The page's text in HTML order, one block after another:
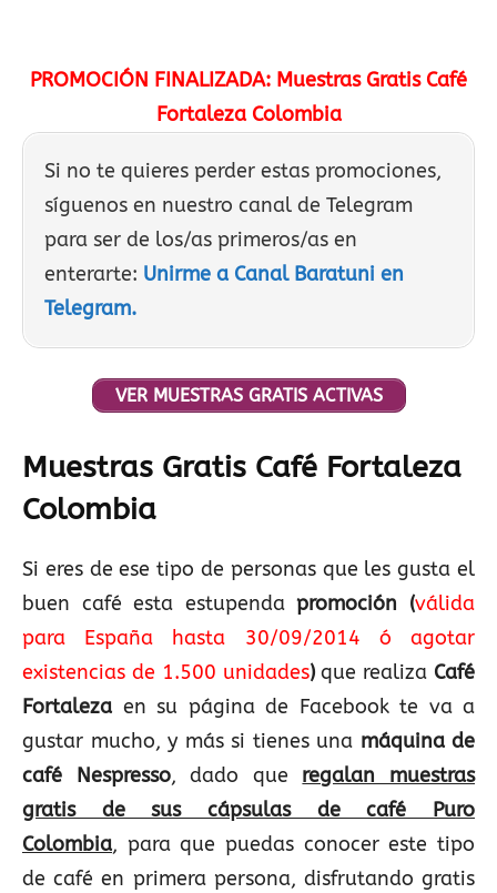
PROMOCIÓN FINALIZADA: Muestras Gratis Café
Fortaleza Colombia
Si no te quieres perder estas promociones,
síguenos en nuestro canal de Telegram
para ser de los/as primeros/as en
enterarte: Unirme a Canal Baratuni en
Telegram.
VER MUESTRAS GRATIS ACTIVAS
Muestras Gratis Café Fortaleza
Colombia
Si eres de ese tipo de personas que les gusta el
buen café esta estupendapromoción (válida
para España hasta 30/09/2014 ó agotar
existencias de 1.500 unidades)que realiza Café
Fortaleza en su página de Facebook te va a
gustar mucho, y más si tienes una máquina de
café Nespresso, dado que regalan muestras
gratis de sus cápsulas de café Puro
Colombia, para que puedas conocer este tipo
de café en primera persona, disfrutando gratis